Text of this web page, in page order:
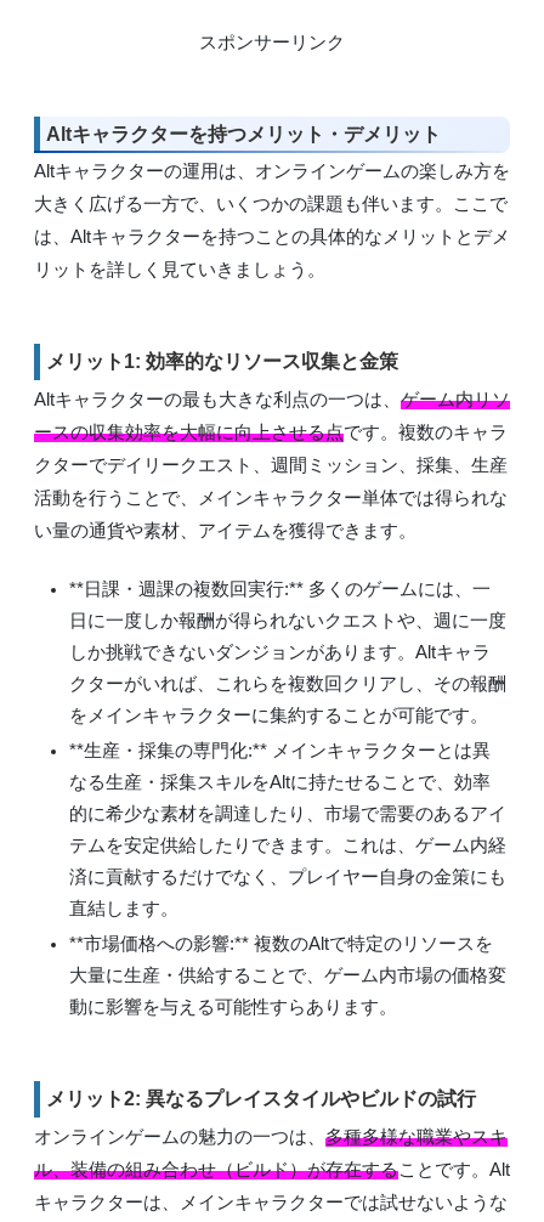
スポンサーリンク
Altキャラクターを持つメリット・デメリット
Altキャラクターの運用は、オンラインゲームの楽しみ方を
大きく広げる一方で、いくつかの課題も伴います。ここで
は、Altキャラクターを持つことの具体的なメリットとデメ
リットを詳しく見ていきましょう。
メリット1: 効率的なリソース収集と金策
Altキャラクターの最も大きな利点の一つは、 ゲーム内リソ
ースの収集効率を大幅に向上させる点です。複数のキャラ
クターでデイリークエスト、週間ミッション、採集、生産
活動を行うことで、メインキャラクター単体では得られな
い量の通貨や素材、アイテムを獲得できます。
**日課・週課の複数回実行:** 多くのゲームには、一
日に一度しか報酬が得られないクエストや、週に一度
しか挑戦できないダンジョンがあります。Altキャラ
クターがいれば、これらを複数回クリアし、その報酬
をメインキャラクターに集約することが可能です。
**生産・採集の専門化:** メインキャラクターとは異
なる生産・採集スキルをAltに持たせることで、効率
的に希少な素材を調達したり、市場で需要のあるアイ
テムを安定供給したりできます。これは、ゲーム内経
済に貢献するだけでなく、プレイヤー自身の金策にも
直結します。
**市場価格への影響:** 複数のAltで特定のリソースを
大量に生産・供給することで、ゲーム内市場の価格変
動に影響を与える可能性すらあります。
メリット2: 異なるプレイスタイルやビルドの試行
オンラインゲームの魅力の一つは、 多種多様な職業やスキ
ル、装備の組み合わせ（ビルド）が存在することです。Alt
キャラクターは、メインキャラクターでは試せないような